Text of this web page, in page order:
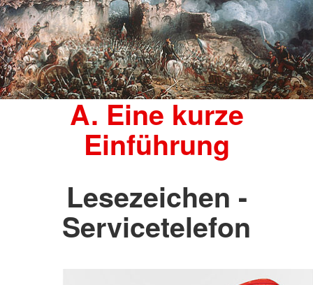
A. Eine kurze
Einführung
Lesezeichen -
Servicetelefon